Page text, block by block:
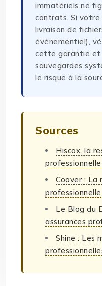
immatériels ne
contrats. Si
livraison de
événementiel),
cette garantie et
sauvegardes
le risque à la
Sources
Hiscox, la
professionnelle
Coover : La
professionnelle
Le Blog du
assurances
Shine : Les